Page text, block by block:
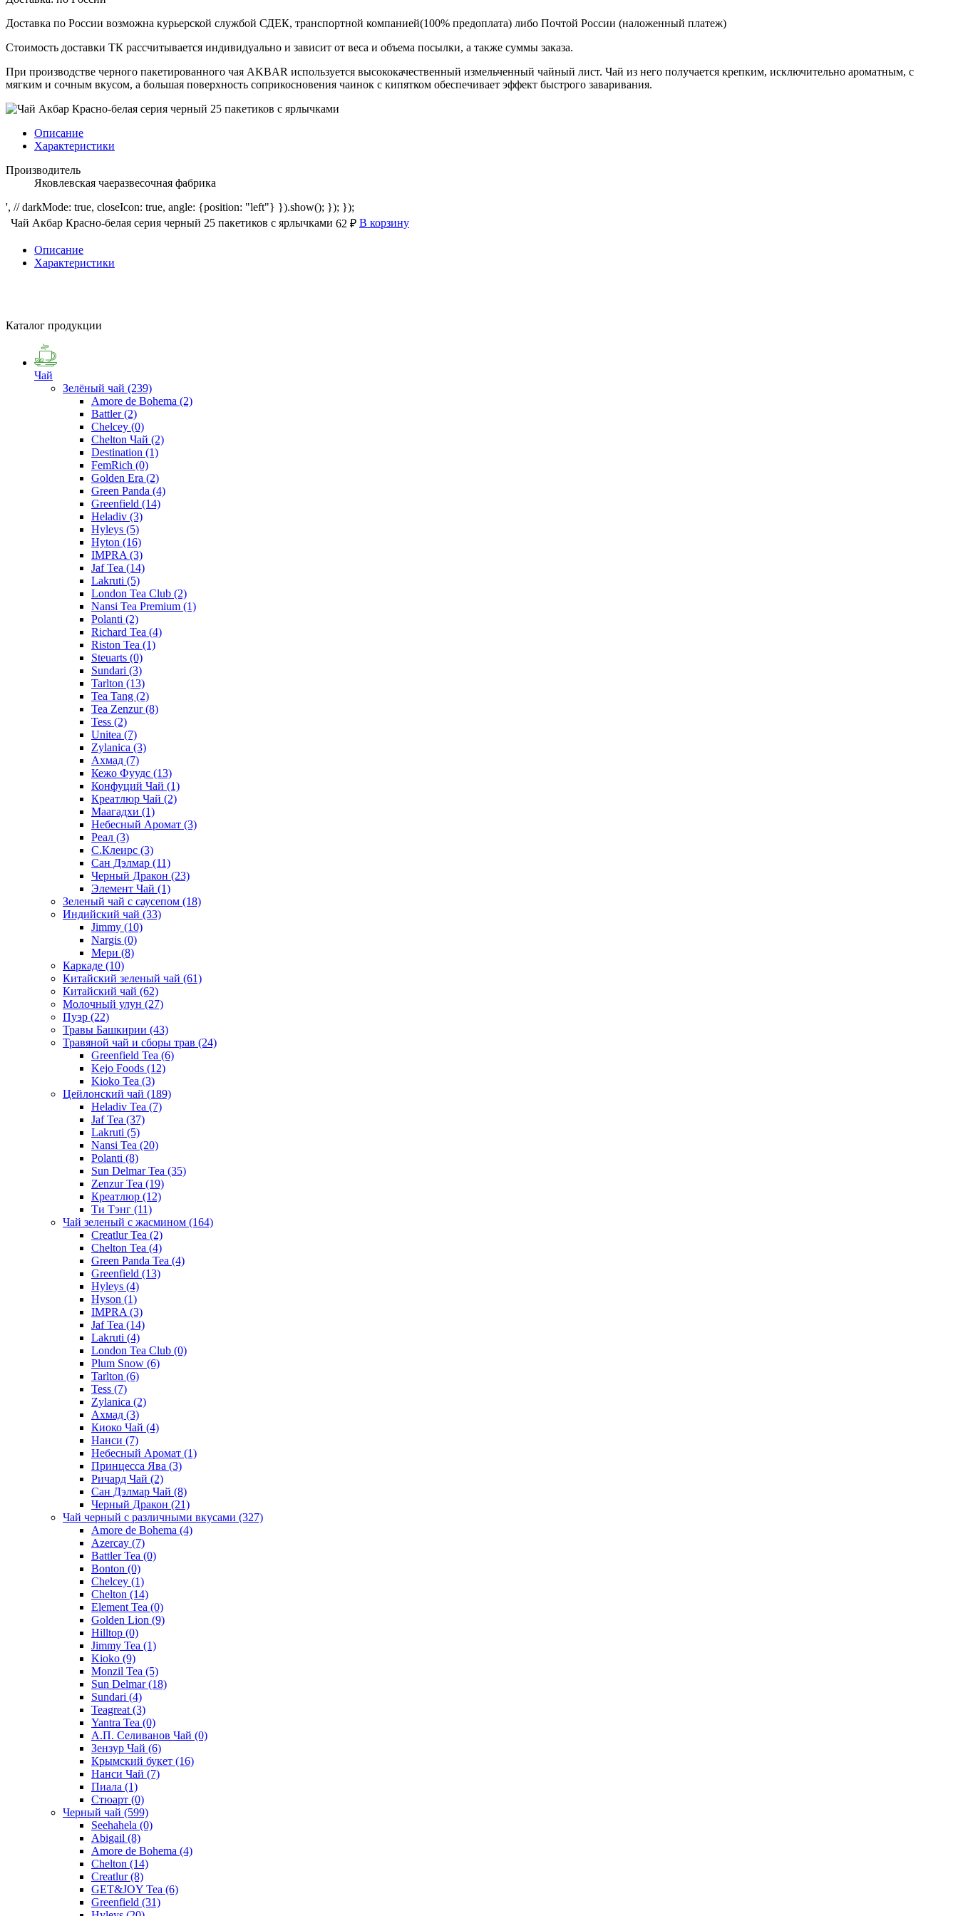
Доставка по России возможна курьерской службой СДЕК, транспортной компанией(100% предоплата) либо Почтой России (наложенный платеж)
Стоимость доставки ТК рассчитывается индивидуально и зависит от веса и объема посылки, а также суммы заказа.
При производстве черного пакетированного чая AKBAR используется высококачественный измельченный чайный лист. Чай из него получается крепким, исключительно ароматным, с
мягким и сочным вкусом, а большая поверхность соприкосновения чаинок с кипятком обеспечивает эффект быстрого заваривания.
Описание
Характеристики
Производитель
Яковлевская чаеразвесочная фабрика
', // darkMode: true, closeIcon: true, angle: {position: "left"} }).show(); }); });
Чай Акбар Красно-белая серия черный 25 пакетиков с ярлычками 62 ₽ В корзину
Описание
Характеристики
Каталог продукции
Чай
Зелёный чай (239)
Amore de Bohema (2)
Battler(2)
Chelcey (0)
Chelton Чай (2)
Destination (1)
FemRich (0)
Golden Era (2)
Green Panda (4)
Greenfield (14)
Heladiv (3)
Hyleys (5)
Hyton (16)
IMPRA (3)
Jaf Tea (14)
Lakruti (5)
London Tea Club (2)
Nansi Tea Premium (1)
Polanti (2)
Richard Tea (4)
Riston Tea (1)
Steuarts (0)
Sundari (3)
Tarlton (13)
Tea Tang (2)
Tea Zenzur(8)
Tess (2)
Unitea (7)
Zylanica (3)
Ахмад (7)
Кежо Фуудс (13)
Конфуций Чай (1)
Креатлюр Чай (2)
Маагадхи (1)
Небесный Аромат (3)
Реал (3)
С.Клеирс (3)
Сан Дэлмар (11)
Черный Дракон (23)
Элемент Чай (1)
Зеленый чай с саусепом (18)
Индийский чай (33)
Jimmy (10)
Nargis (0)
Мери (8)
Каркаде (10)
Китайский зеленый чай (61)
Китайский чай (62)
Молочный улун (27)
Пуэр (22)
Травы Башкирии (43)
Травяной чай и сборы трав (24)
Greenfield Tea (6)
Kejo Foods (12)
Kioko Tea (3)
Цейлонский чай (189)
Heladiv Tea (7)
Jaf Tea (37)
Lakruti (5)
Nansi Tea (20)
Polanti (8)
Sun Delmar Tea (35)
Zenzur Tea (19)
Креатлюр (12)
Ти Тэнг (11)
Чай зеленый с жасмином (164)
Creatlur Tea (2)
Chelton Tea (4)
Green Panda Tea (4)
Greenfield (13)
Hyleys (4)
Hyson (1)
IMPRA (3)
Jaf Tea (14)
Lakruti (4)
London Tea Club (0)
Plum Snow (6)
Tarlton (6)
Tess (7)
Zylanica (2)
Ахмад (3)
Киоко Чай (4)
Нанси (7)
Небесный Аромат (1)
Принцесса Ява (3)
Ричард Чай (2)
Сан Дэлмар Чай (8)
Черный Дракон (21)
Чай черный с различными вкусами (327)
Amore de Bohema (4)
Azercay (7)
Battler Tea (0)
Bonton (0)
Chelcey (1)
Chelton (14)
Element Tea (0)
Golden Lion (9)
Hilltop (0)
Jimmy Tea (1)
Kioko (9)
Monzil Tea (5)
Sun Delmar(18)
Sundari (4)
Teagreat (3)
Yantra Tea (0)
А.П. Селиванов Чай (0)
Зензур Чай (6)
Крымский букет (16)
Нанси Чай (7)
Пиала (1)
Стюарт (0)
Черный чай (599)
Seehahela (0)
Abigail (8)
Amore de Bohema (4)
Chelton (14)
Creatlur(8)
GET&JOY Tea (6)
Greenfield (31)